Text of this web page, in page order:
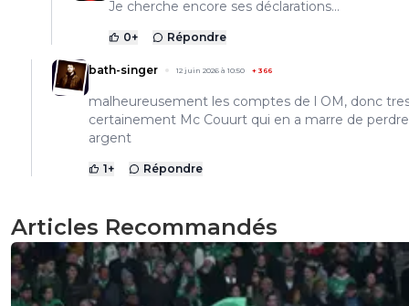
Je cherche encore ses déclarations...
0+ Répondre
bath-singer 12 juin 2026 à 10:50 + 366
malheureusement les comptes de l OM, donc
certainement Mc Couurt qui en a marre de
argent
1+ Répondre
Articles Recommandés